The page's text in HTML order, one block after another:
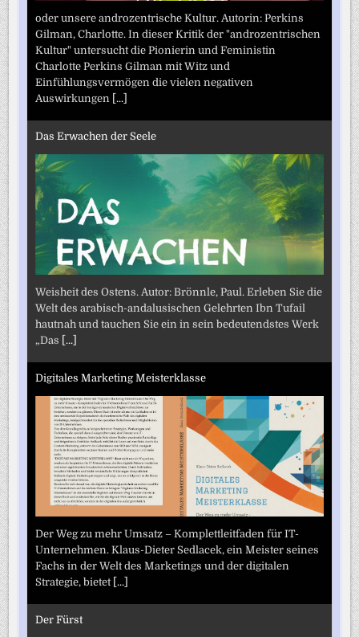
oder unsere androzentrische Kultur. Autorin: Perkins
Gilman, Charlotte. In dieser Kritik der "androzentrischen
Kultur" untersucht die Pionierin und Feministin
Charlotte Perkins Gilman mit Witz und
Einfühlungsvermögen die vielen negativen
Auswirkungen [...]
Das Erwachen der Seele
Weisheit des Ostens. Autor: Brönnle, Paul. Erleben Sie die
Welt des arabisch-andalusischen Gelehrten Ibn Tufail
hautnah und tauchen Sie ein in sein bedeutendstes Werk
„Das [...]
Digitales Marketing Meisterklasse
Der Weg zu mehr Umsatz – Komplettleitfaden für IT-
Unternehmen. Klaus-Dieter Sedlacek, ein Meister seines
Fachs in der Welt des Marketings und der digitalen
Strategie, bietet [...]
Der Fürst